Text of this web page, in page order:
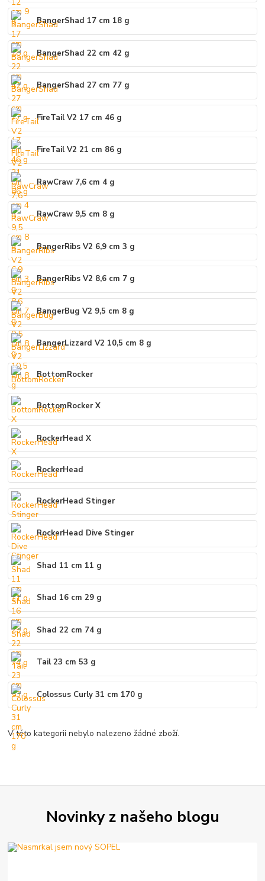
BangerShad 17 cm 18 g
BangerShad 22 cm 42 g
BangerShad 27 cm 77 g
FireTail V2 17 cm 46 g
FireTail V2 21 cm 86 g
RawCraw 7,6 cm 4 g
RawCraw 9,5 cm 8 g
BangerRibs V2 6,9 cm 3 g
BangerRibs V2 8,6 cm 7 g
BangerBug V2 9,5 cm 8 g
BangerLizzard V2 10,5 cm 8 g
BottomRocker
BottomRocker X
RockerHead X
RockerHead
RockerHead Stinger
RockerHead Dive Stinger
Shad 11 cm 11 g
Shad 16 cm 29 g
Shad 22 cm 74 g
Tail 23 cm 53 g
Colossus Curly 31 cm 170 g
V této kategorii nebylo nalezeno žádné zboží.
Novinky z našeho blogu